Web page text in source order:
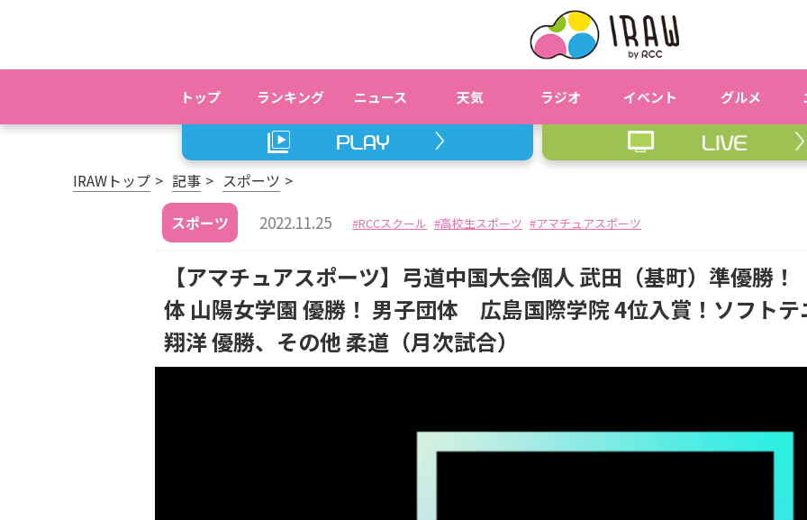
トップ ランキング ニュース 天気 ラジオ イベント グルメ
IRAWトップ 記事
スポーツ
スポーツ
2022.11.25 RCCスクール 高校生スポーツ アマチュアスポーツ
【アマチュアスポーツ】弓道中国大会個人 武田（基町）準優勝
体 山陽女学園 優勝！ 男子団体 広島国際学院 4位入賞！ソフトテ
翔洋 優勝、その他 柔道（月次試合）